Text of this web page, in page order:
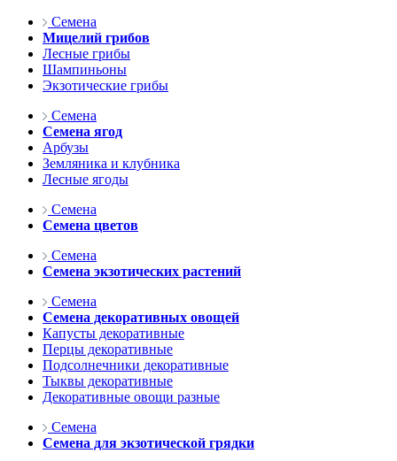
Семена
Мицелий грибов
Лесные грибы
Шампиньоны
Экзотические грибы
Семена
Семена ягод
Арбузы
Земляника и клубника
Лесные ягоды
Семена
Семена цветов
Семена
Семена экзотических растений
Семена
Семена декоративных овощей
Капусты декоративные
Перцы декоративные
Подсолнечники декоративные
Тыквы декоративные
Декоративные овощи разные
Семена
Семена для экзотической грядки